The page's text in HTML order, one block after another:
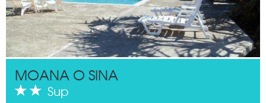
MOANA O SINA
Sup